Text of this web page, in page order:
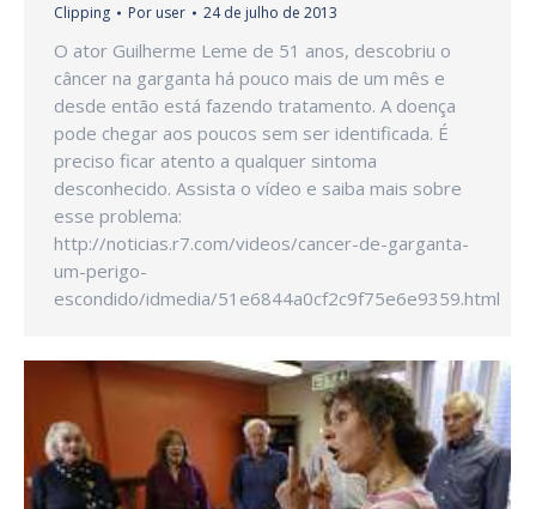
Clipping Por user 24 de julho de 2013
O ator Guilherme Leme de 51 anos, descobriu o
câncer na garganta há pouco mais de um mês e
desde então está fazendo tratamento. A doença
pode chegar aos poucos sem ser identificada. É
preciso ficar atento a qualquer sintoma
desconhecido. Assista o vídeo e saiba mais sobre
esse problema:
http://noticias.r7.com/videos/cancer-de-garganta-
um-perigo-
escondido/idmedia/51e6844a0cf2c9f75e6e9359.html